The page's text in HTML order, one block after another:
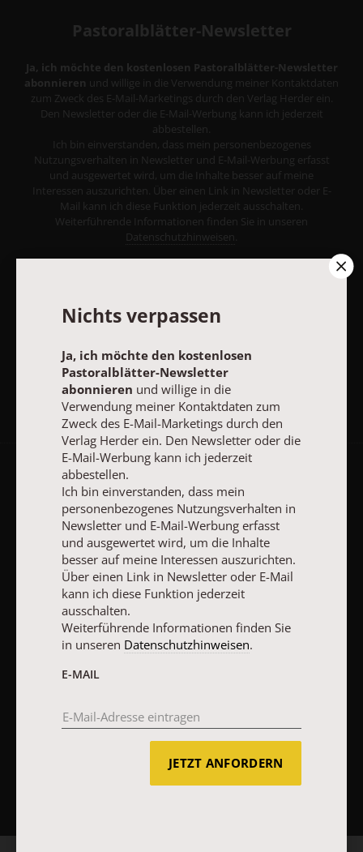
Pastoralblätter-Newsletter
Ja, ich möchte den kostenlosen Pastoralblätter-Newsletter
abonnieren und willige in die Verwendung meiner Kontaktdaten
zum Zweck des E-Mail-Marketings durch den Verlag Herder ein.
Den Newsletter oder die E-Mail-Werbung kann ich jederzeit
abbestellen.
Ich bin einverstanden, dass mein personenbezogenes
Nutzungsverhalten in Newsletter und E-Mail-Werbung erfasst
und ausgewertet wird, um die Inhalte besser auf meine
Interessen auszurichten. Über einen Link in Newsletter oder E-
Mail kann ich diese Funktion jederzeit ausschalten.
Weiterführende Informationen finden Sie in unseren
Datenschutzhinweisen
AGB und Widerrufsbelehrung
Impressum
Vertrag widerrufen Abo online kündigen
NACH OBEN
Nichts verpassen
Ja, ich möchte den kostenlosen
Pastoralblätter-Newsletter
abonnieren und willige in die
Verwendung meiner Kontaktdaten zum
Zweck des E-Mail-Marketings durch den
Verlag Herder ein. Den Newsletter oder die
E-Mail-Werbung kann ich jederzeit
abbestellen.
Ich bin einverstanden, dass mein
personenbezogenes Nutzungsverhalten in
Newsletter und E-Mail-Werbung erfasst
und ausgewertet wird, um die Inhalte
besser auf meine Interessen auszurichten.
Über einen Link in Newsletter oder E-Mail
kann ich diese Funktion jederzeit
ausschalten.
Weiterführende Informationen finden Sie
in unseren Datenschutzhinweisen.
E-MAIL
JETZT ANFORDERN